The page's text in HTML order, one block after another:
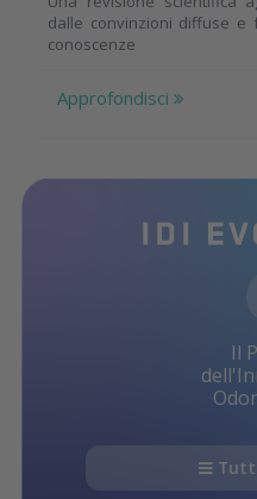
dalle convinzioni diffuse
conoscenze
Approfondisci
Il